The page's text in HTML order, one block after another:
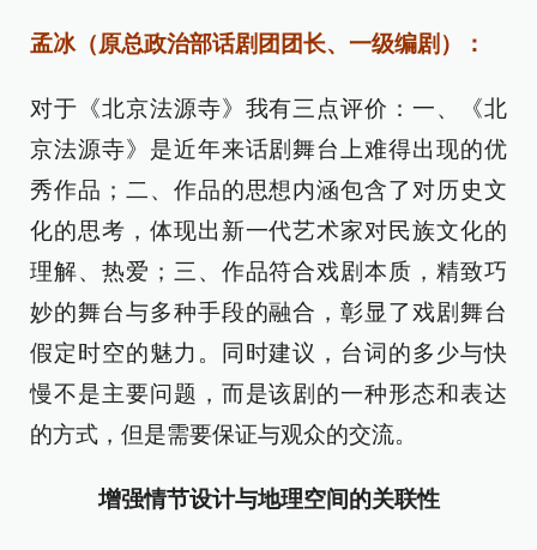
孟冰（原总政治部话剧团团长、一级编剧）：
对于《北京法源寺》我有三点评价：一、《北
京法源寺》是近年来话剧舞台上难得出现的优
秀作品；二、作品的思想内涵包含了对历史文
化的思考，体现出新一代艺术家对民族文化的
理解、热爱；三、作品符合戏剧本质，精致巧
妙的舞台与多种手段的融合，彰显了戏剧舞台
假定时空的魅力。同时建议，台词的多少与快
慢不是主要问题，而是该剧的一种形态和表达
的方式，但是需要保证与观众的交流。
增强情节设计与地理空间的关联性